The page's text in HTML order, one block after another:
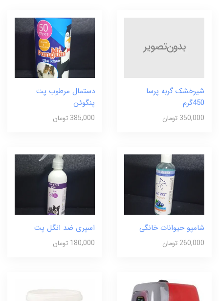
شیرخشک گربه پرسا
450گرم
350,000 تومان
دستمال مرطوب پت
پنگوئن
385,000 تومان
شامپو حیوانات خانگی
260,000 تومان
اسپری ضد انگل پت
180,000 تومان